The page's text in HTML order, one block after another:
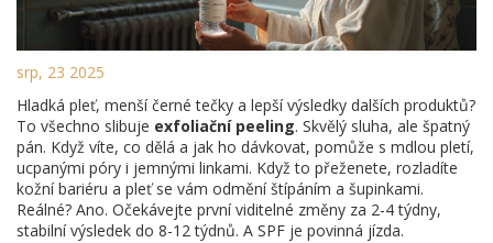
srp, 23 2025
Hladká pleť, menší černé tečky a lepší výsledky dalších produktů?
To všechno slibuje exfoliační peeling. Skvělý sluha, ale špatný
pán. Když víte, co dělá a jak ho dávkovat, pomůže s mdlou pletí,
ucpanými póry i jemnými linkami. Když to přeženete, rozladíte
kožní bariéru a pleť se vám odmění štípáním a šupinkami.
Reálné? Ano. Očekávejte první viditelné změny za 2-4 týdny,
stabilní výsledek do 8-12 týdnů. A SPF je povinná jízda.